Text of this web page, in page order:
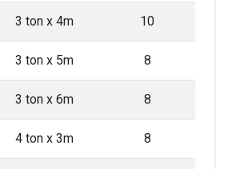
3 ton x 4m 10
3 ton x 5m 8
3 ton x 6m 8
4 ton x 3m 8